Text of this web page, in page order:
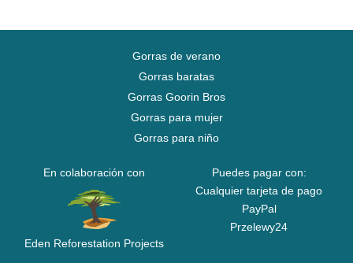
Gorras de verano
Gorras baratas
Gorras Goorin Bros
Gorras para mujer
Gorras para niño
En colaboración con
Eden Reforestation Projects
Puedes pagar con:
Cualquier tarjeta de pago
PayPal
Przelewy24